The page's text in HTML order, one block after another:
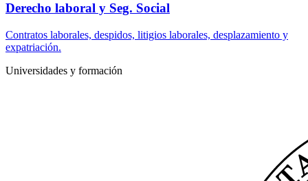
Derecho laboral y Seg. Social
Contratos laborales, despidos, litigios laborales, desplazamiento y
expatriación.
Universidades y formación